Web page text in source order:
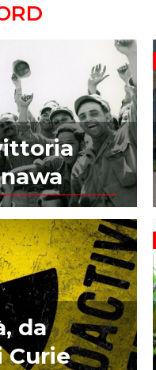
da
Curie